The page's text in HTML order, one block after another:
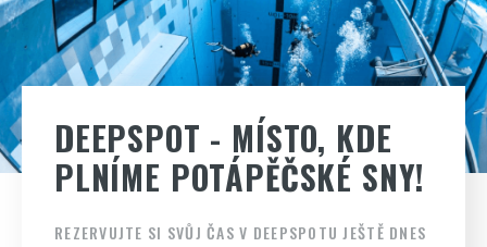
DEEPSPOT - MÍSTO, KDE
PLNÍME POTÁPĚČSKÉ SNY!
REZERVUJTE SI SVŮJ ČAS V DEEPSPOTU JEŠTĚ DNES